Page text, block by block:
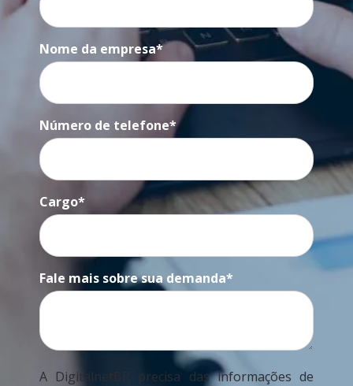
Nome da empresa*
Número de telefone*
Cargo*
Fale mais sobre sua demanda*
A DigitalnetBR precisa das informações de